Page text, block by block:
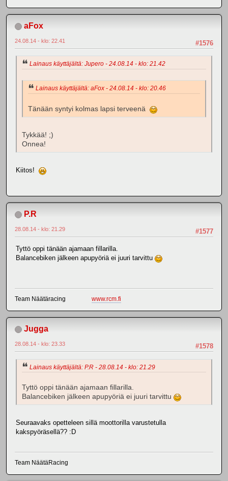
aFox
#1576
24.08.14 - klo: 22.41
Lainaus käyttäjältä: Jupero - 24.08.14 - klo: 21.42
Lainaus käyttäjältä: aFox - 24.08.14 - klo: 20.46
Tänään syntyi kolmas lapsi terveenä
Tykkää! ;)
Onnea!
Kiitos!
P.R
#1577
28.08.14 - klo: 21.29
Tyttö oppi tänään ajamaan fillarilla.
Balancebiken jälkeen apupyöriä ei juuri tarvittu
Team Näätäracing www.rcm.fi
Jugga
#1578
28.08.14 - klo: 23.33
Lainaus käyttäjältä: P.R - 28.08.14 - klo: 21.29
Tyttö oppi tänään ajamaan fillarilla.
Balancebiken jälkeen apupyöriä ei juuri tarvittu
Seuraavaks opetteleen sillä moottorilla varustetulla
kakspyöräsellä?? :D
Team NäätäRacing